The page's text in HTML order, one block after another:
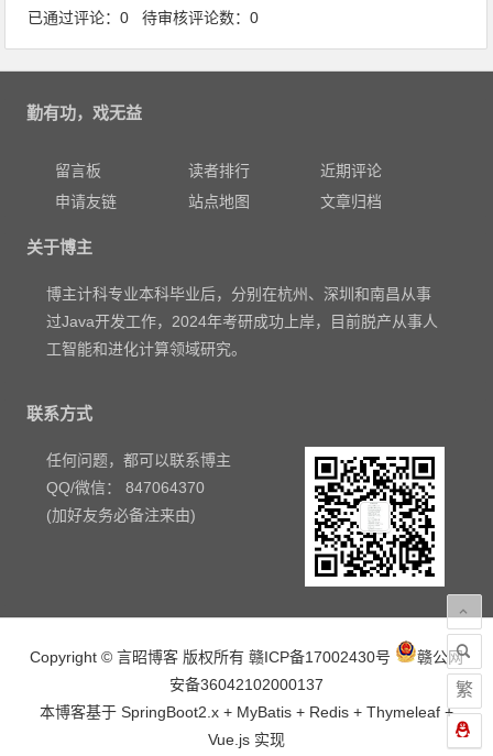
已通过评论：0 待审核评论数：0
勤有功，戏无益
留言板 读者排行
近期评论
申请友链
站点地图 文章归档
关于博主
博主计科专业本科毕业后，分别在杭州、深圳和南昌从事
过Java开发工作，2024年考研成功上岸，目前脱产从事人
工智能和进化计算领域研究。
联系方式
任何问题，都可以联系博主
QQ/微信： 847064370
(加好友务必备注来由)
Copyright © 言昭博客 版权所有 赣ICP备17002430号
赣公网
安备36042102000137
本博客基于 SpringBoot2.x + MyBatis + Redis + Thymeleaf +
Vue.js 实现
繁